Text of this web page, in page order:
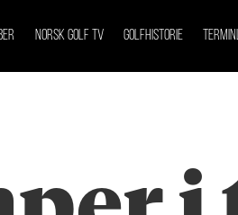
NORSK GOLF TV GOLFHISTORIE